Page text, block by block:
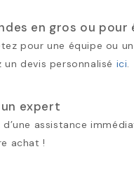
en gros ou pour
pour une équipe ou
un devis personnalisé ici.
expert
d’une assistance
achat !